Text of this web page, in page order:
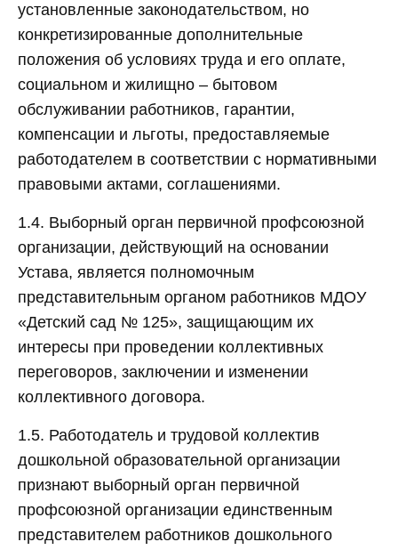
установленные законодательством, но
конкретизированные дополнительные
положения об условиях труда и его оплате,
социальном и жилищно – бытовом
обслуживании работников, гарантии,
компенсации и льготы, предоставляемые
работодателем в соответствии с нормативными
правовыми актами, соглашениями.
1.4. Выборный орган первичной профсоюзной
организации, действующий на основании
Устава, является полномочным
представительным органом работников МДОУ
«Детский сад № 125», защищающим их
интересы при проведении коллективных
переговоров, заключении и изменении
коллективного договора.
1.5. Работодатель и трудовой коллектив
дошкольной образовательной организации
признают выборный орган первичной
профсоюзной организации единственным
представителем работников дошкольного